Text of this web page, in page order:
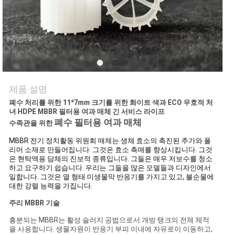
와
연
락
인
용
을
요
청
하
십
시
제품 설명
폐수 처리를 위한 11*7mm 크기를 위한 화이트 색과 ECO 우호적 처
녀 HDPE MBBR 필터용 여과 매체 긴 서비스 라이프
수족관을 위한폐수 필터용 여과 매체
MBBR 전기 정치활동 위원회 매체는 생체 효소의 촉진된 추가와 폴
리머 소재로 만들어집니다. 그것은 효소 촉매를 향상시킵니다. 그것
은 현탁액용 담체의 진보적 종류입니다. 그들은 매우 저보수를 청소
하고 요구하기 쉽습니다. 우리는 그들을 많은 모델들과 디자인에서
일합니다. 그것은 열 형태 미생물막 반응기를 가지고 있고, 불순물에
대한 강렬 능력을 가집니다.
주리 MBBR 기술
흥분되는 MBBR는 활성 슬러지 공법으로서 개방 탱크의 전체 체적
을 사용합니다. 생물자원이 반응기 부피 이내에 자유로이 이동하고,